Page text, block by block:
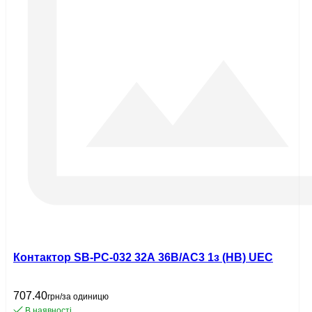
Контактор SB-РC-032 32А 36В/АС3 1з (НВ) UEC
707.40грн/за одиницю